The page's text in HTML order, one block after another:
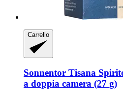
Carrello
Sonnentor Tisana
a doppia camera (27 g)